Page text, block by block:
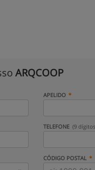
ARQCOOP
APELIDO
TELEFONE (9
CÓDIGO POSTAL